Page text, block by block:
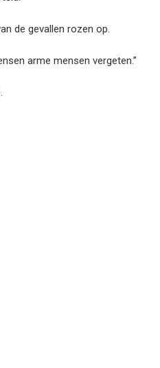
de gevallen rozen op.
arme mensen vergeten.”